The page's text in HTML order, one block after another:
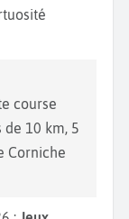
course
10 km, 5
Corniche